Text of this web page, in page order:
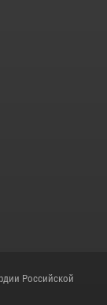
Российской